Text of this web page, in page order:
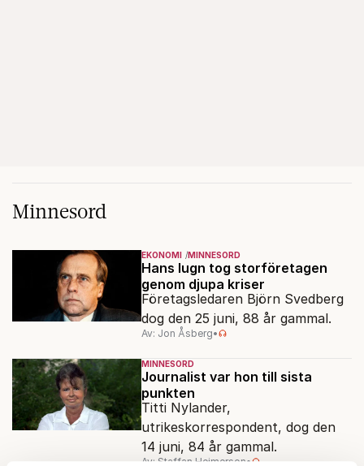
Minnesord
EKONOMI MINNESORD
Hans lugn tog storföretagen
genom djupa kriser
Företagsledaren Björn Svedberg
dog den 25 juni, 88 år gammal.
Av: Jon Åsberg•
MINNESORD
Journalist var hon till sista
punkten
Titti Nylander,
utrikeskorrespondent, dog den
14 juni, 84 år gammal.
Av: Staffan Heimerson•